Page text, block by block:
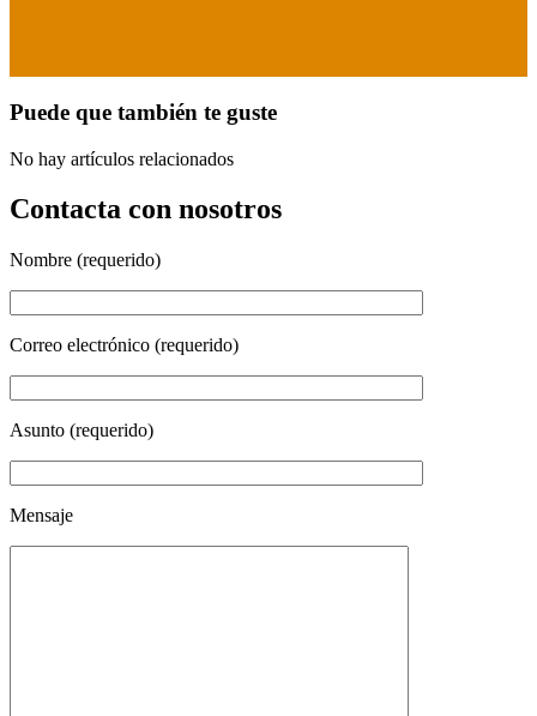
Puede que también te guste
No hay artículos relacionados
Contacta con nosotros
Nombre (requerido)
Correo electrónico (requerido)
Asunto (requerido)
Mensaje